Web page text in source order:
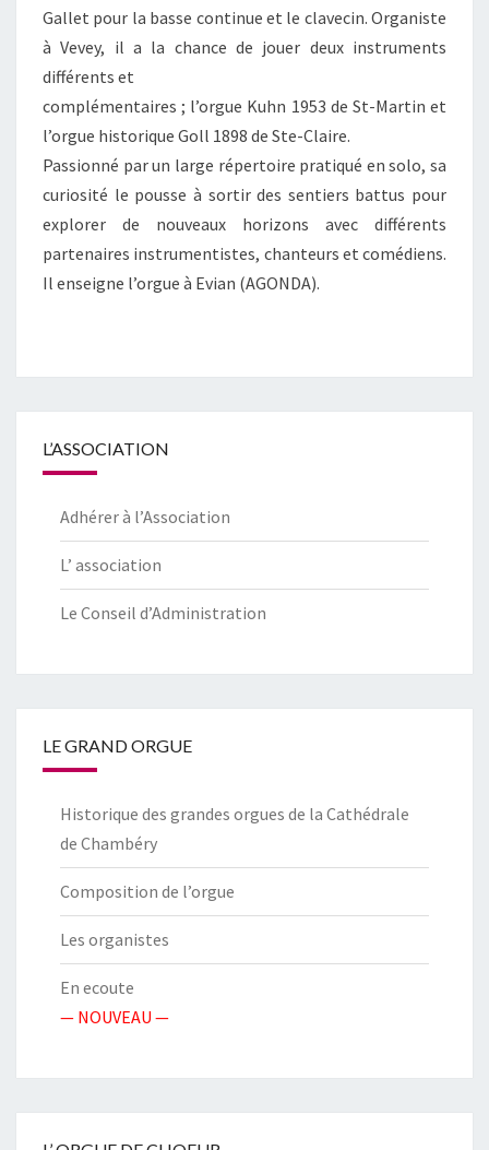
Gallet pour la basse continue et le clavecin. Organiste
à Vevey, il a la chance de jouer deux instruments
différents et
complémentaires ; l’orgue Kuhn 1953 de St-Martin et
l’orgue historique Goll 1898 de Ste-Claire.
Passionné par un large répertoire pratiqué en solo, sa
curiosité le pousse à sortir des sentiers battus pour
explorer de nouveaux horizons avec différents
partenaires instrumentistes, chanteurs et comédiens.
Il enseigne l’orgue à Evian (AGONDA).
L’ASSOCIATION
Adhérer à l’Association
L’ association
Le Conseil d’Administration
LE GRAND ORGUE
Historique des grandes orgues de la Cathédrale
de Chambéry
Composition de l’orgue
Les organistes
En ecoute
— NOUVEAU —